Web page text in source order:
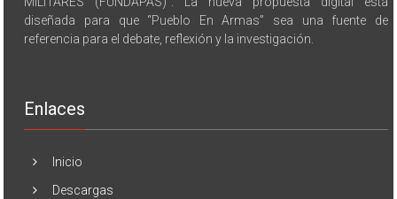
diseñada para que “Pueblo En Armas” sea una fuente de
referencia para el debate, reflexión y la investigación.
Enlaces
Inicio
Descargas